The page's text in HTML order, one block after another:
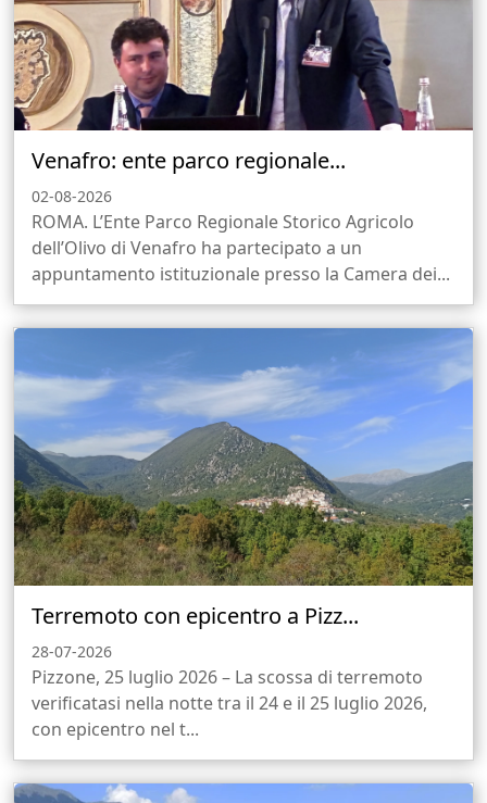
Venafro: ente parco regionale...
02-08-2026
ROMA. L’Ente Parco Regionale Storico Agricolo
dell’Olivo di Venafro ha partecipato a un
appuntamento istituzionale presso la Camera dei...
Terremoto con epicentro a Pizz...
28-07-2026
Pizzone, 25 luglio 2026 – La scossa di terremoto
verificatasi nella notte tra il 24 e il 25 luglio 2026,
con epicentro nel t...